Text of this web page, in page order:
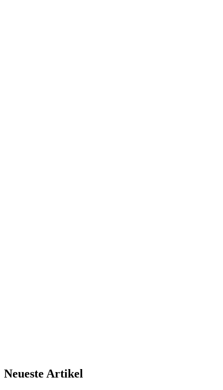
Neueste Artikel